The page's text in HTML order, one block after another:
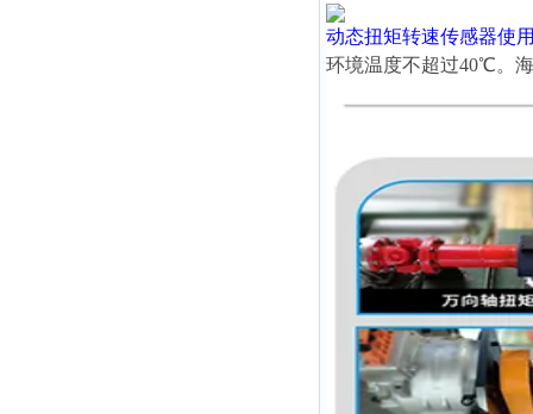
动态扭矩转速传感器使
环境温度不超过40℃。